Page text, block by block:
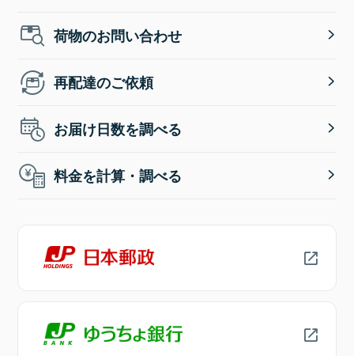
荷物のお問い合わせ
再配達のご依頼
お届け日数を調べる
料金を計算・調べる